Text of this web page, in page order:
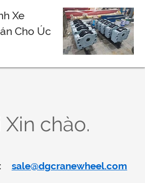
Xe
Cho Úc
Xin chào.
sale@dgcranewheel.com